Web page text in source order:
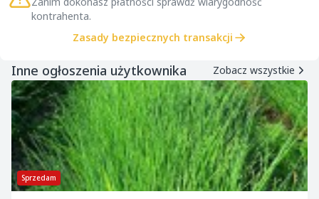
kontrahenta.
Zasady bezpiecznych transakcji
Inne ogłoszenia użytkownika Zobacz wszystkie
Sprzedam